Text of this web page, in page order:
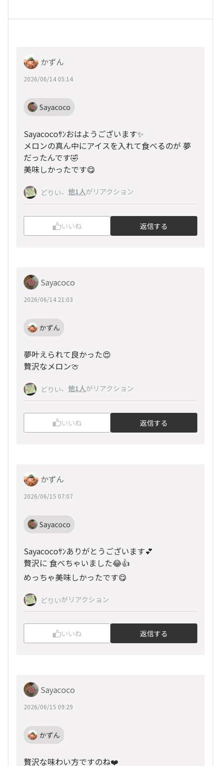
かずん
2026/06/14 05:14
Sayacoco
Sayacocoｻﾝおはようございます✨
メロンの真ん中にアイスを入れて食べるのが 夢
だったんです🤣
美味しかったです😋
どりい、 他1人がリアクション
いいね 返信する
Sayacoco
2026/06/14 21:03
かずん
夢叶えられて良かった😍
贅沢なメロン🍈
どりい、 他1人がリアクション
いいね 返信する
かずん
2026/06/15 07:07
Sayacoco
Sayacocoｻﾝありがとうございます💕
贅沢に 食べちゃいました😂👍
めっちゃ美味しかったです😋
どりいがリアクション
いいね 返信する
Sayacoco
2026/06/15 09:29
かずん
贅沢な味わい方ですのね❤️